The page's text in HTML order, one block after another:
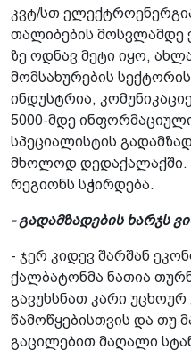
კვტ/სთ
თალიბების მოსვლამდე
ზე ოდნავ მეტი იყო,
მომსახურების
ინდუსტრია,
5000-მდე
სპეციალისტის
მხოლოდ დედაქალაქში.
რეგიონს სჭირდება.
- გადამზადების ხარჯს
- ჯერ კიდევ შარშან
ქალბატონმა ნათია
გავუხსნათ კარი უცხოურ
წამოწყებისთვის და თუ
გაცილებით მაღალი